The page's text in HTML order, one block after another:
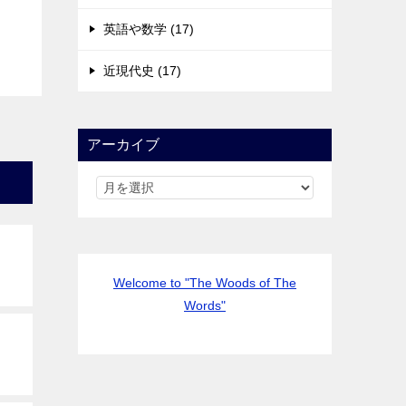
英語や数学 (17)
近現代史 (17)
アーカイブ
Welcome to "The Woods of The
Words"